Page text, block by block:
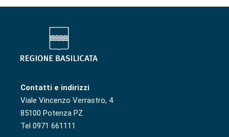
Contatti e indirizzi
Viale Vincenzo Verrastro, 4
85100 Potenza PZ
Tel 0971 661111